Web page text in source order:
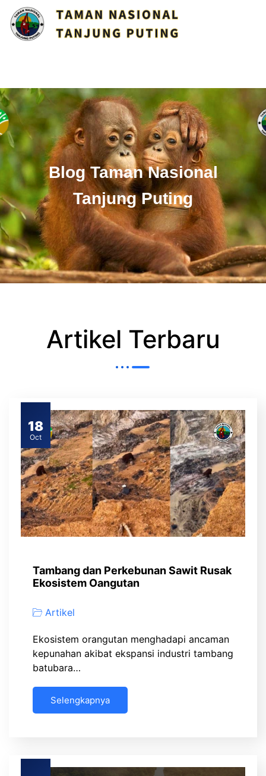
Blog Taman Nasional
Tanjung Puting
Artikel Terbaru
18
Oct
Tambang dan Perkebunan Sawit Rusak
Ekosistem Oangutan
Artikel
Ekosistem orangutan menghadapi ancaman
kepunahan akibat ekspansi industri tambang
batubara…
Selengkapnya